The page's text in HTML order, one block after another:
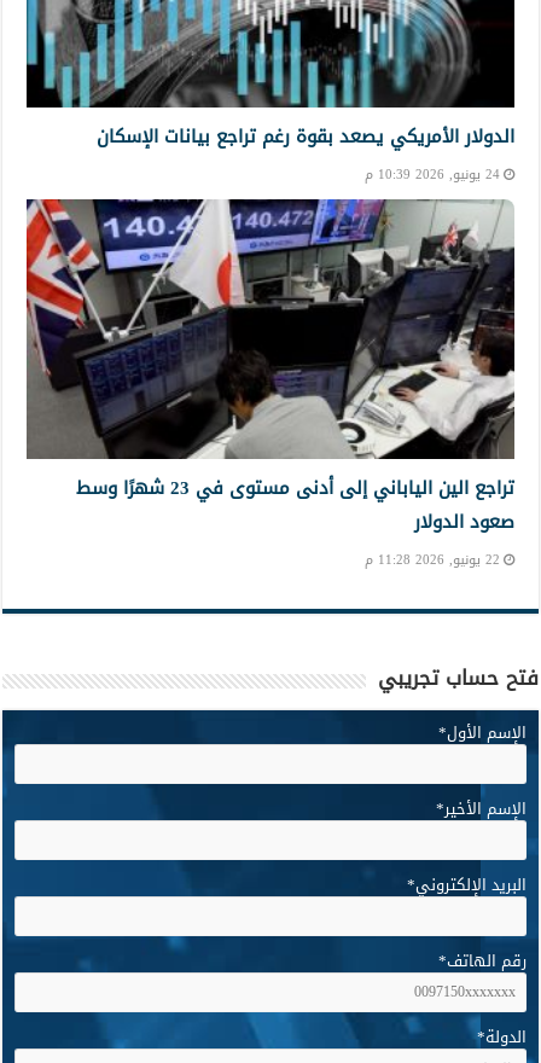
الدولار الأمريكي يصعد بقوة رغم تراجع بيانات الإسكان
24 يونيو, 2026 10:39 م
تراجع الين الياباني إلى أدنى مستوى في 23 شهرًا وسط
صعود الدولار
22 يونيو, 2026 11:28 م
فتح حساب تجريبي
الإسم الأول*
الإسم الأخير*
البريد الإلكتروني*
رقم الهاتف*
الدولة*